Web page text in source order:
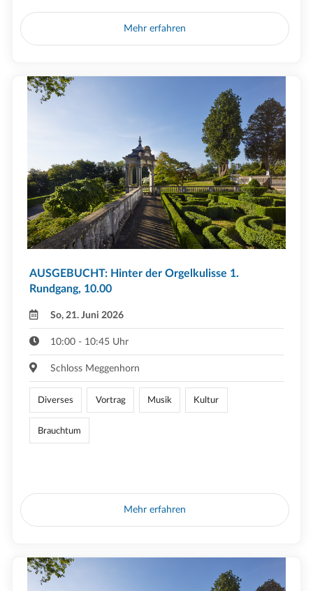
Mehr erfahren
AUSGEBUCHT: Hinter der Orgelkulisse 1.
Rundgang, 10.00
So, 21. Juni 2026
10:00 - 10:45 Uhr
Schloss Meggenhorn
Diverses Vortrag Musik Kultur
Brauchtum
Mehr erfahren